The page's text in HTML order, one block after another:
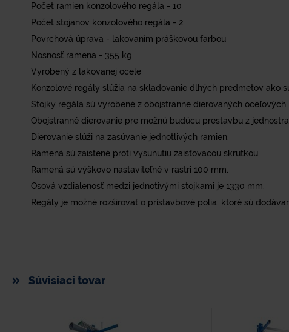
Počet ramien konzolového regála - 10
Počet stojanov konzolového regála - 2
Povrchová úprava - lakovaním práškovou farbou
Nosnosť ramena - 355 kg
Vyrobený z lakovanej ocele
Konzolové regály slúžia na skladovanie dlhých predmetov ako
Stojky regála sú vyrobené z obojstranne dierovaných oceľových
Obojstranné dierovanie pre možnú budúcu prestavbu z
Dierovanie slúži na zasúvanie jednotlivých ramien.
Ramená sú zaistené proti vysunutiu zaisťovacou skrutkou.
Ramená sú výškovo nastaviteľné v rastri 100 mm.
Osová vzdialenosť medzi jednotivými stojkami je 1330 mm.
Regály je možné rozširovať o prístavbové polia, ktoré sú
Súvisiaci tovar